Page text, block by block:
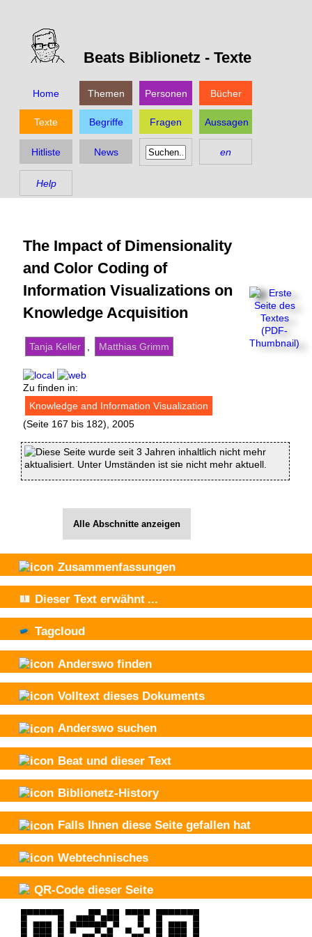
Beats Biblionetz - Texte
Home Themen Personen Bücher
Texte Begriffe Fragen Aussagen
Hitliste News en
Help
The Impact of Dimensionality
and Color Coding of
Information Visualizations on
Knowledge Acquisition
Tanja Keller Matthias Grimm
Zu finden in:
Knowledge and Information Visualization
(Seite 167 bis 182), 2005
Diese Seite wurde seit 3 Jahren inhaltlich nicht mehr
aktualisiert. Unter Umständen ist sie nicht mehr aktuell.
Alle Abschnitte anzeigen
Zusammenfassungen
Dieser Text erwähnt ...
Tagcloud
Anderswo finden
Volltext dieses Dokuments
Anderswo suchen
Beat und dieser Text
Biblionetz-History
Falls Ihnen diese Seite gefallen hat
Webtechnisches
QR-Code dieser Seite